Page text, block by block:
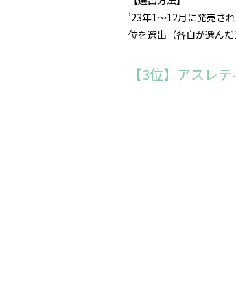
’23年1～12月に発売さ
位を選出（各自が選ん
【3位】アスレ